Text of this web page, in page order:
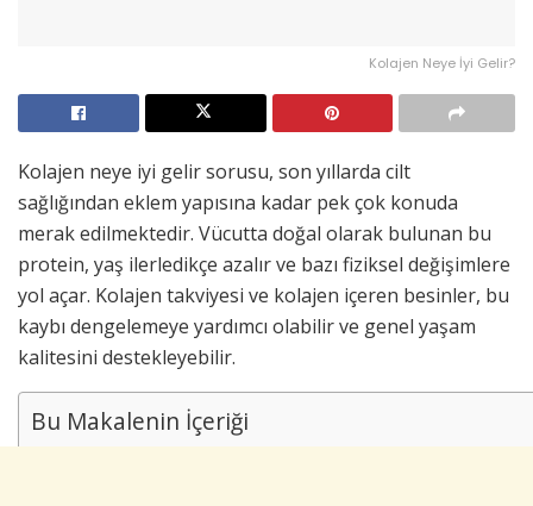
Kolajen Neye İyi Gelir?
Kolajen neye iyi gelir sorusu, son yıllarda cilt
sağlığından eklem yapısına kadar pek çok konuda
merak edilmektedir. Vücutta doğal olarak bulunan bu
protein, yaş ilerledikçe azalır ve bazı fiziksel değişimlere
yol açar. Kolajen takviyesi ve kolajen içeren besinler, bu
kaybı dengelemeye yardımcı olabilir ve genel yaşam
kalitesini destekleyebilir.
Bu Makalenin İçeriği